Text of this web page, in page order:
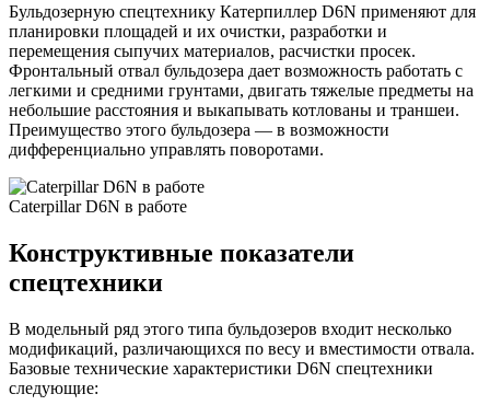
Бульдозерную спецтехнику Катерпиллер D6N применяют для
планировки площадей и их очистки, разработки и
перемещения сыпучих материалов, расчистки просек.
Фронтальный отвал бульдозера дает возможность работать с
легкими и средними грунтами, двигать тяжелые предметы на
небольшие расстояния и выкапывать котлованы и траншеи.
Преимущество этого бульдозера — в возможности
дифференциально управлять поворотами.
Caterpillar D6N в работе
Конструктивные показатели
спецтехники
В модельный ряд этого типа бульдозеров входит несколько
модификаций, различающихся по весу и вместимости отвала.
Базовые технические характеристики D6N спецтехники
следующие: